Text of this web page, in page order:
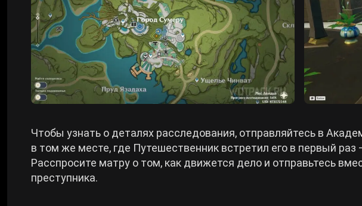
Чтобы узнать о деталях расследования, отправляйтесь в
в том же месте, где Путешественник встретил его в первый раз
Расспросите матру о том, как движется дело и отправьтесь
преступника.